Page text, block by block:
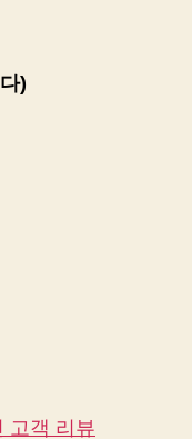
)
고객 리뷰